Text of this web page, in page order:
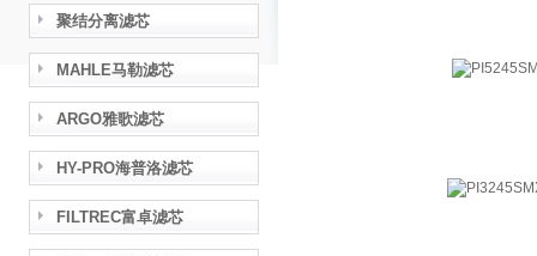
聚结分离滤芯
MAHLE马勒滤芯
ARGO雅歌滤芯
HY-PRO海普洛滤芯
FILTREC富卓滤芯